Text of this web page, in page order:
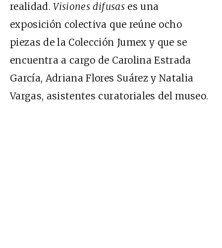
realidad.Visiones difusases una
exposición colectiva que reúne ocho
piezas de la Colección Jumex y que se
encuentra a cargo de Carolina Estrada
García, Adriana Flores Suárez y Natalia
Vargas, asistentes curatoriales del museo.